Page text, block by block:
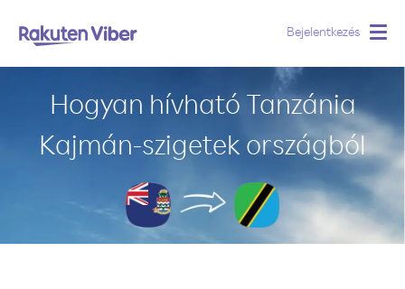
Bejelentkezés
Hogyan hívható Tanzánia
Kajmán-szigetek országból